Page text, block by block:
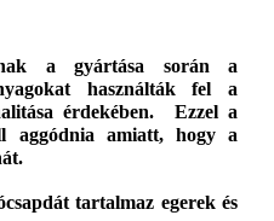
a gyártása során a
használták fel a
érdekében. Ezzel a
aggódnia amiatt, hogy a
tartalmaz egerek és